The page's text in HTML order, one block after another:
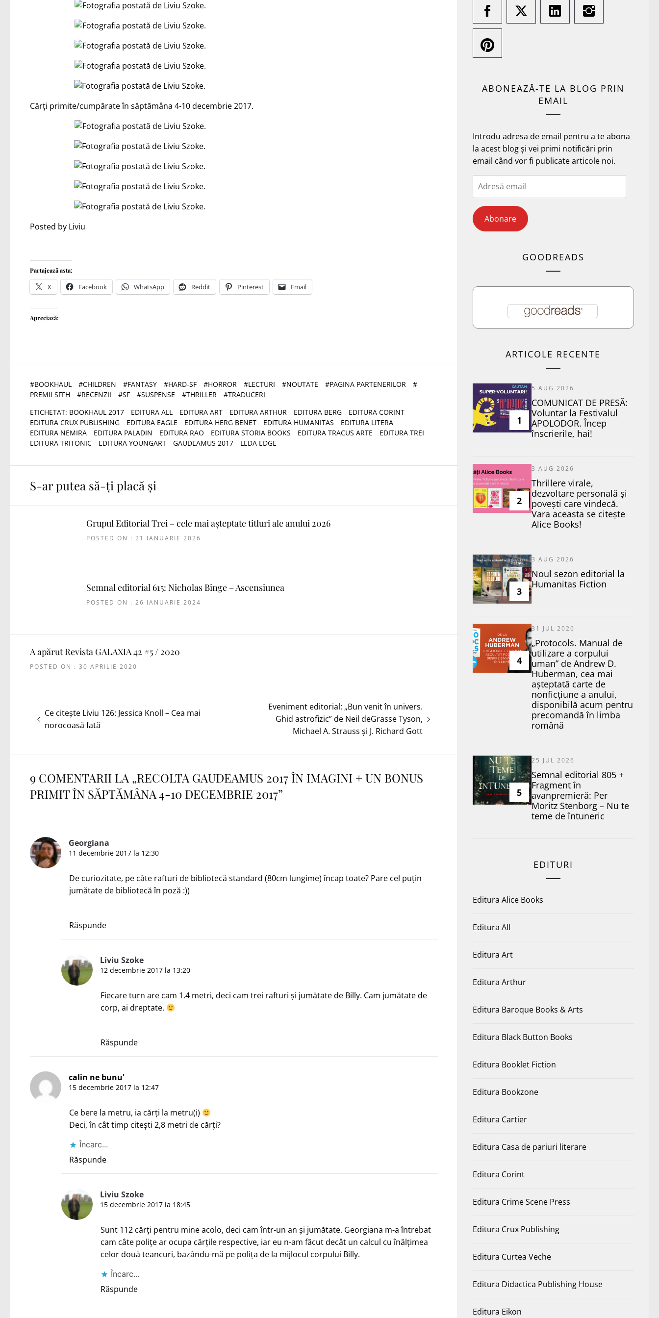
Cărți primite/cumpărate în săptămâna 4-10 decembrie 2017.
Posted by Liviu
Partajează asta:
X Facebook WhatsApp Reddit Pinterest Email
Apreciază:
#BOOKHAUL #CHILDREN #FANTASY #HARD-SF #HORROR #LECTURI #NOUTATE #PAGINA PARTENERILOR
#
PREMII SFFH
#RECENZII #SF #SUSPENSE #THRILLER #TRADUCERI
ETICHETAT: BOOKHAUL 2017 EDITURA ALL EDITURA ART EDITURA ARTHUR EDITURA BERG
EDITURA CORINT
EDITURA CRUX PUBLISHING
EDITURA EAGLE EDITURA HERG BENET EDITURA HUMANITAS
EDITURA LITERA
EDITURA NEMIRA
EDITURA PALADIN EDITURA RAO EDITURA STORIA BOOKS EDITURA TRACUS ARTE
EDITURA TREI
EDITURA TRITONIC
EDITURA YOUNGART GAUDEAMUS 2017 LEDA EDGE
S-ar putea să-ți placă și
Grupul Editorial Trei – cele mai așteptate titluri ale anului 2026
POSTED ON : 21 IANUARIE 2026
Semnal editorial 615: Nicholas Binge – Ascensiunea
POSTED ON : 26 IANUARIE 2024
A apărut Revista GALAXIA 42 #5 / 2020
POSTED ON : 30 APRILIE 2020
în
articole
Articolul
anterior:
Ce citește Liviu 126: Jessica Knoll – Cea mai
norocoasă fată
Articolul
următor:
Eveniment editorial: „Bun venit în univers.
Ghid astrofizic” de Neil deGrasse Tyson,
Michael A. Strauss și J. Richard Gott
9 COMENTARII LA „RECOLTA GAUDEAMUS 2017 ÎN IMAGINI + UN BONUS
PRIMIT ÎN SĂPTĂMÂNA 4-10 DECEMBRIE 2017”
Georgiana
11 decembrie 2017 la 12:30
De curiozitate, pe câte rafturi de bibliotecă standard (80cm lungime) încap toate? Pare cel puțin
jumătate de bibliotecă în poză :))
Răspunde
Liviu Szoke
12 decembrie 2017 la 13:20
Fiecare turn are cam 1.4 metri, deci cam trei rafturi și jumătate de Billy. Cam jumătate de
corp, ai dreptate.
Răspunde
calin ne bunu'
15 decembrie 2017 la 12:47
Ce bere la metru, ia cărți la metru(i)
Deci, în cât timp citești 2,8 metri de cărți?
Încarc...
Răspunde
Liviu Szoke
15 decembrie 2017 la 18:45
Sunt 112 cărți pentru mine acolo, deci cam într-un an și jumătate. Georgiana m-a întrebat
cam câte polițe ar ocupa cărțile respective, iar eu n-am făcut decât un calcul cu înălțimea
celor două teancuri, bazându-mă pe polița de la mijlocul corpului Billy.
Încarc...
Răspunde
ABONEAZĂ-TE LA BLOG PRIN
EMAIL
Introdu adresa de email pentru a te abona
la acest blog și vei primi notificări prin
email când vor fi publicate articole noi.
Adresă
email
Abonare
GOODREADS
ARTICOLE RECENTE
1
5 AUG 2026
COMUNICAT DE PRESĂ:
Voluntar la Festivalul
APOLODOR. Încep
înscrierile, hai!
2
3 AUG 2026
Thrillere virale,
dezvoltare personală și
povești care vindecă.
Vara aceasta se citește
Alice Books!
3
3 AUG 2026
​Noul sezon editorial la
Humanitas Fiction
4
31 JUL 2026
„Protocols. Manual de
utilizare a corpului
uman” de Andrew D.
Huberman, cea mai
așteptată carte de
nonficțiune a anului,
disponibilă acum pentru
precomandă în limba
română
5
25 JUL 2026
Semnal editorial 805 +
Fragment în
avanpremieră: Per
Moritz Stenborg – Nu te
teme de întuneric
EDITURI
Editura Alice Books
Editura All
Editura Art
Editura Arthur
Editura Baroque Books & Arts
Editura Black Button Books
Editura Booklet Fiction
Editura Bookzone
Editura Cartier
Editura Casa de pariuri literare
Editura Corint
Editura Crime Scene Press
Editura Crux Publishing
Editura Curtea Veche
Editura Didactica Publishing House
Editura Eikon